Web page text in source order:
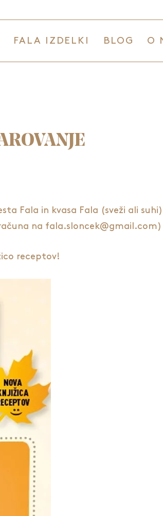
FALA IZDELKI BLOG O
Fala in kvasa Fala (sveži ali
na fala.sloncek@gmail.com)
receptov!